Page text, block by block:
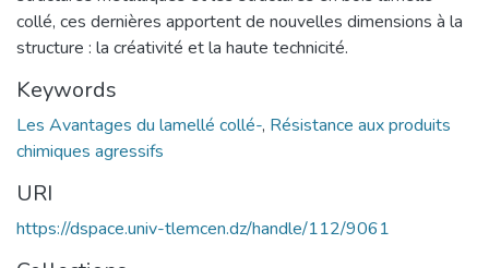
collé, ces dernières apportent de nouvelles dimensions à la
structure : la créativité et la haute technicité.
Keywords
Les Avantages du lamellé collé-, Résistance aux produits
chimiques agressifs
URI
https://dspace.univ-tlemcen.dz/handle/112/9061